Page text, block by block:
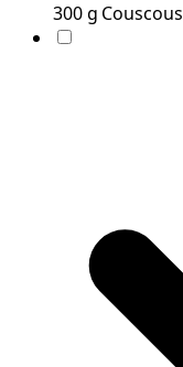
300g Couscous